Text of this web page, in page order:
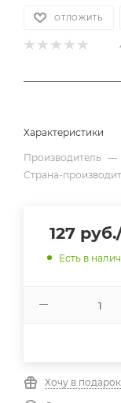
ОТЛОЖИТЬ
Характеристики
Производитель —
Страна-
127 руб.
Есть в
Хочу в подарок